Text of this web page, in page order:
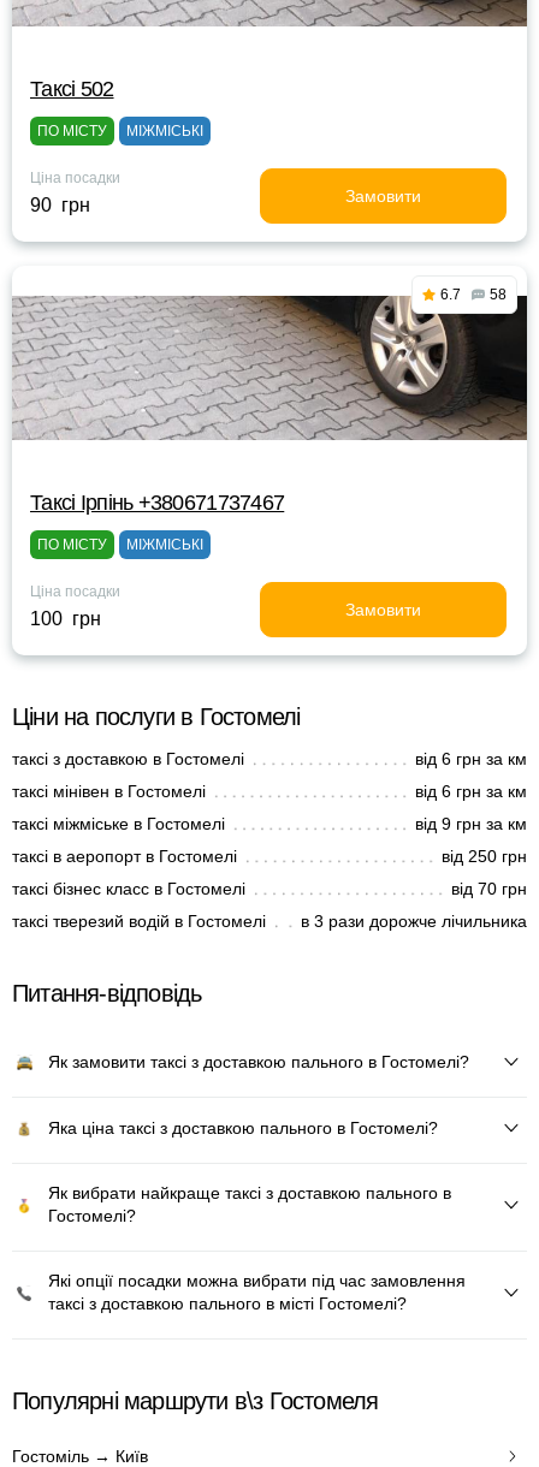
Таксі 502
ПО МІСТУ МІЖМІСЬКІ
Ціна посадки
90 грн Замовити
6.7 58
Таксі Ірпінь +380671737467
ПО МІСТУ МІЖМІСЬКІ
Ціна посадки
100 грн Замовити
Ціни на послуги в Гостомелі
таксі з доставкою в Гостомелі
від 6 грн за км
таксі мінівен в Гостомелі
від 6 грн за км
таксі міжміське в Гостомелі
від 9 грн за км
таксі в аеропорт в Гостомелі
від 250 грн
таксі бізнес класс в Гостомелі
від 70 грн
таксі тверезий водій в Гостомелі
в 3 рази дорожче лічильника
Питання-відповідь
Як замовити таксі з доставкою пального в Гостомелі?
Яка ціна таксі з доставкою пального в Гостомелі?
Як вибрати найкраще таксі з доставкою пального в
Гостомелі?
Які опції посадки можна вибрати під час замовлення
таксі з доставкою пального в місті Гостомелі?
Популярні маршрути в\з Гостомеля
Гостоміль → Київ